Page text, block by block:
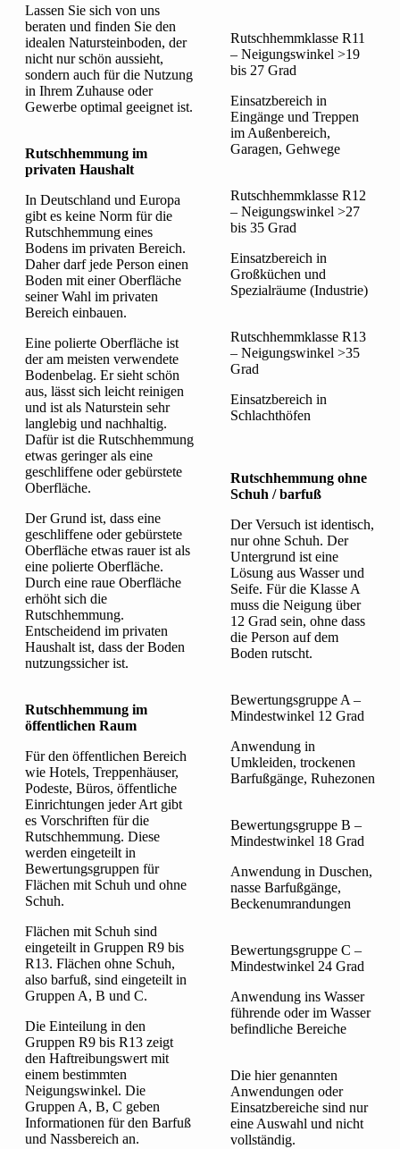
Lassen Sie sich von uns
beraten und finden Sie den
idealen Natursteinboden, der
nicht nur schön aussieht,
sondern auch für die Nutzung
in Ihrem Zuhause oder
Gewerbe optimal geeignet ist.
Rutschhemmung im
privaten Haushalt
In Deutschland und Europa
gibt es keine Norm für die
Rutschhemmung eines
Bodens im privaten Bereich.
Daher darf jede Person einen
Boden mit einer Oberfläche
seiner Wahl im privaten
Bereich einbauen.
Eine polierte Oberfläche ist
der am meisten verwendete
Bodenbelag. Er sieht schön
aus, lässt sich leicht reinigen
und ist als Naturstein sehr
langlebig und nachhaltig.
Dafür ist die Rutschhemmung
etwas geringer als eine
geschliffene oder gebürstete
Oberfläche.
Der Grund ist, dass eine
geschliffene oder gebürstete
Oberfläche etwas rauer ist als
eine polierte Oberfläche.
Durch eine raue Oberfläche
erhöht sich die
Rutschhemmung.
Entscheidend im privaten
Haushalt ist, dass der Boden
nutzungssicher ist.
Rutschhemmung im
öffentlichen Raum
Für den öffentlichen Bereich
wie Hotels, Treppenhäuser,
Podeste, Büros, öffentliche
Einrichtungen jeder Art gibt
es Vorschriften für die
Rutschhemmung. Diese
werden eingeteilt in
Bewertungsgruppen für
Flächen mit Schuh und ohne
Schuh.
Flächen mit Schuh sind
eingeteilt in Gruppen R9 bis
R13. Flächen ohne Schuh,
also barfuß, sind eingeteilt in
Gruppen A, B und C.
Die Einteilung in den
Gruppen R9 bis R13 zeigt
den Haftreibungswert mit
einem bestimmten
Neigungswinkel. Die
Gruppen A, B, C geben
Informationen für den Barfuß
und Nassbereich an.
Rutschhemmklasse R11
– Neigungswinkel >19
bis 27 Grad
Einsatzbereich in
Eingänge und Treppen
im Außenbereich,
Garagen, Gehwege
Rutschhemmklasse R12
– Neigungswinkel >27
bis 35 Grad
Einsatzbereich in
Großküchen und
Spezialräume (Industrie)
Rutschhemmklasse R13
– Neigungswinkel >35
Grad
Einsatzbereich in
Schlachthöfen
Rutschhemmung ohne
Schuh / barfuß
Der Versuch ist identisch,
nur ohne Schuh. Der
Untergrund ist eine
Lösung aus Wasser und
Seife. Für die Klasse A
muss die Neigung über
12 Grad sein, ohne dass
die Person auf dem
Boden rutscht.
Bewertungsgruppe A –
Mindestwinkel 12 Grad
Anwendung in
Umkleiden, trockenen
Barfußgänge, Ruhezonen
Bewertungsgruppe B –
Mindestwinkel 18 Grad
Anwendung in Duschen,
nasse Barfußgänge,
Beckenumrandungen
Bewertungsgruppe C –
Mindestwinkel 24 Grad
Anwendung ins Wasser
führende oder im Wasser
befindliche Bereiche
Die hier genannten
Anwendungen oder
Einsatzbereiche sind nur
eine Auswahl und nicht
vollständig.